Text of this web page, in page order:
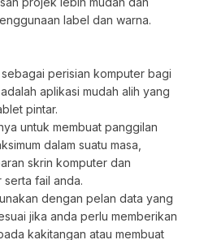
label dan warna.
perisian komputer bagi
aplikasi mudah alih yang
pintar.
untuk membuat panggilan
dalam suatu masa,
skrin komputer dan
serta fail anda.
dengan pelan data yang
jika anda perlu memberikan
kakitangan atau membuat